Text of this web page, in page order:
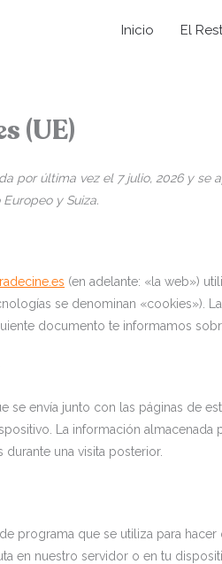
Inicio El
(UE)
por última vez el 7 julio, 2026 y se
y Suiza.
(en adelante: «la web»)
se denominan «cookies»).
documento te informamos
se envía junto con las páginas de
La información almacenada
una visita posterior.
programa que se utiliza para
en nuestro servidor o en tu